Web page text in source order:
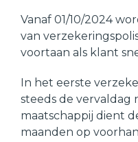
Vanaf 01/10/2024
van
voortaan als klant
In het eerste
steeds de vervaldag
maatschappij dient
maanden op